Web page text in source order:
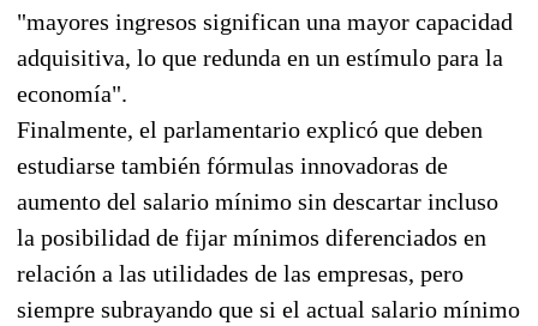
"mayores ingresos significan una mayor capacidad
adquisitiva, lo que redunda en un estímulo para la
economía".
Finalmente, el parlamentario explicó que deben
estudiarse también fórmulas innovadoras de
aumento del salario mínimo sin descartar incluso
la posibilidad de fijar mínimos diferenciados en
relación a las utilidades de las empresas, pero
siempre subrayando que si el actual salario mínimo